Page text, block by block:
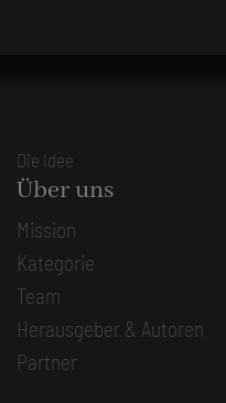
Die Idee
Über uns
Mission
Kategorie
Team
Herausgeber & Autoren
Partner